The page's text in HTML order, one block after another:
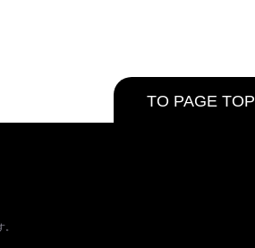
TO PAGE TOP